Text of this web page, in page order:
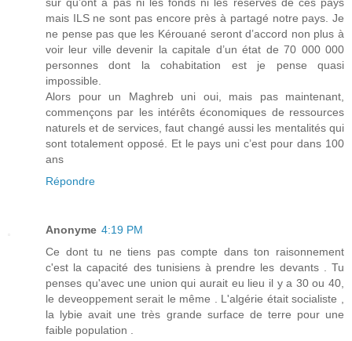
mais ILS ne sont pas encore près à partagé notre pays. Je
ne pense pas que les Kérouané seront d’accord non plus à
voir leur ville devenir la capitale d’un état de 70 000 000
personnes dont la cohabitation est je pense quasi
impossible.
Alors pour un Maghreb uni oui, mais pas maintenant,
commençons par les intérêts économiques de ressources
naturels et de services, faut changé aussi les mentalités qui
sont totalement opposé. Et le pays uni c’est pour dans 100
ans
Répondre
Anonyme 4:19 PM
Ce dont tu ne tiens pas compte dans ton raisonnement
c'est la capacité des tunisiens à prendre les devants . Tu
penses qu'avec une union qui aurait eu lieu il y a 30 ou 40,
le deveoppement serait le même . L'algérie était socialiste ,
la lybie avait une très grande surface de terre pour une
faible population .